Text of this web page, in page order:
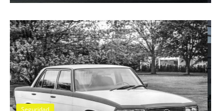
28 de junio de 2022 mospotter84 0